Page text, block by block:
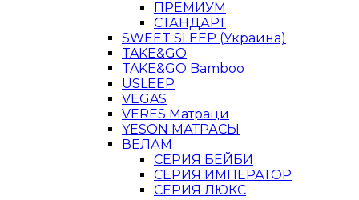
ПРЕМИУМ
СТАНДАРТ
SWEET SLEEP (Украина)
TAKE&GO
TAKE&GO Bamboo
USLEEP
VEGAS
VERES Матраци
YESON МАТРАСЫ
ВЕЛАМ
СЕРИЯ БЕЙБИ
СЕРИЯ ИМПЕРАТОР
СЕРИЯ ЛЮКС